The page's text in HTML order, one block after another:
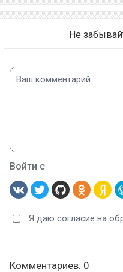
Не
Войти с
Я даю согласие на
Комментариев: 0